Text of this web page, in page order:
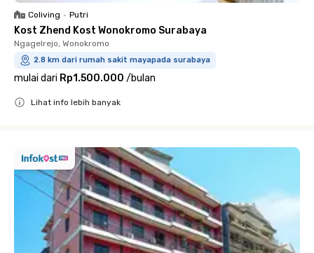
Coliving • Putri
Kost Zhend Kost Wonokromo Surabaya
Ngagelrejo, Wonokromo
2.8 km dari rumah sakit mayapada surabaya
mulai dari Rp1.500.000 /bulan
Lihat info lebih banyak